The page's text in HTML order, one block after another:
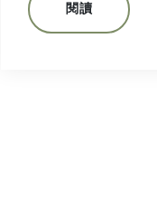
閱讀